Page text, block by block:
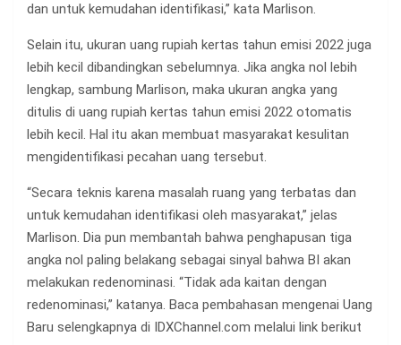
dan untuk kemudahan identifikasi,” kata Marlison.
Selain itu, ukuran uang rupiah kertas tahun emisi 2022 juga
lebih kecil dibandingkan sebelumnya. Jika angka nol lebih
lengkap, sambung Marlison, maka ukuran angka yang
ditulis di uang rupiah kertas tahun emisi 2022 otomatis
lebih kecil. Hal itu akan membuat masyarakat kesulitan
mengidentifikasi pecahan uang tersebut.
“Secara teknis karena masalah ruang yang terbatas dan
untuk kemudahan identifikasi oleh masyarakat,” jelas
Marlison. Dia pun membantah bahwa penghapusan tiga
angka nol paling belakang sebagai sinyal bahwa BI akan
melakukan redenominasi. “Tidak ada kaitan dengan
redenominasi,” katanya. Baca pembahasan mengenai Uang
Baru selengkapnya di IDXChannel.com melalui link berikut